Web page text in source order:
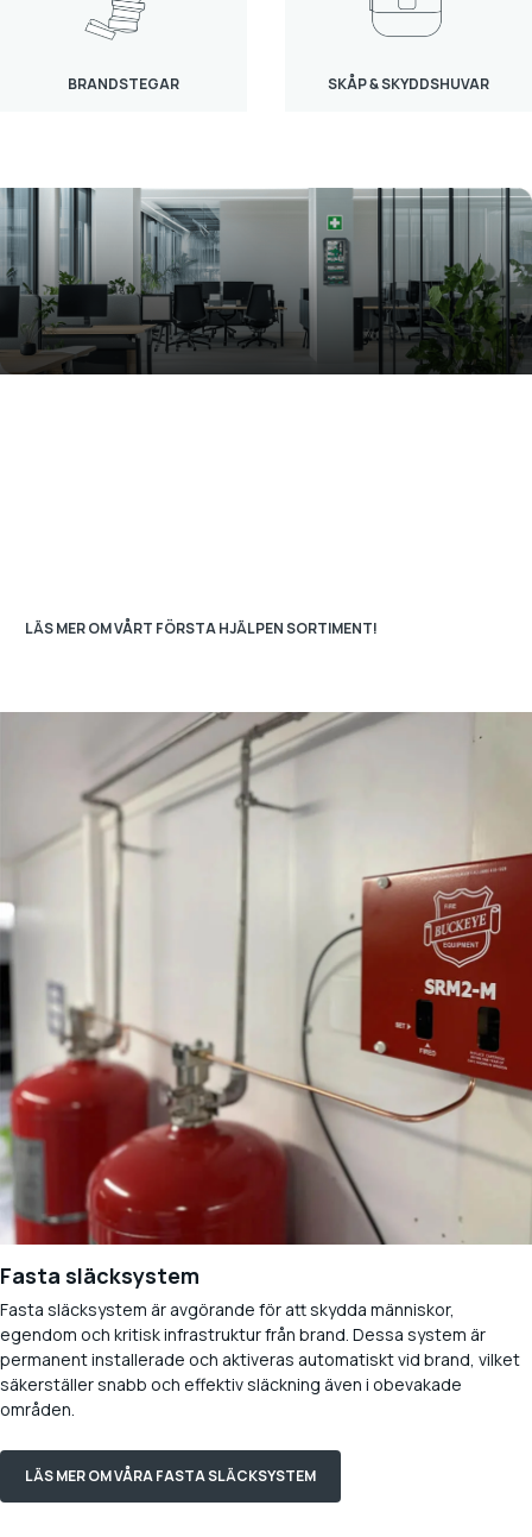
BRANDSTEGAR SKÅP & SKYDDSHUVAR
LÄS MER OM VÅRT FÖRSTA HJÄLPEN SORTIMENT!
Fasta släcksystem
Fasta släcksystem är avgörande för att skydda människor,
egendom och kritisk infrastruktur från brand. Dessa system är
permanent installerade och aktiveras automatiskt vid brand, vilket
säkerställer snabb och effektiv släckning även i obevakade
områden.
LÄS MER OM VÅRA FASTA SLÄCKSYSTEM